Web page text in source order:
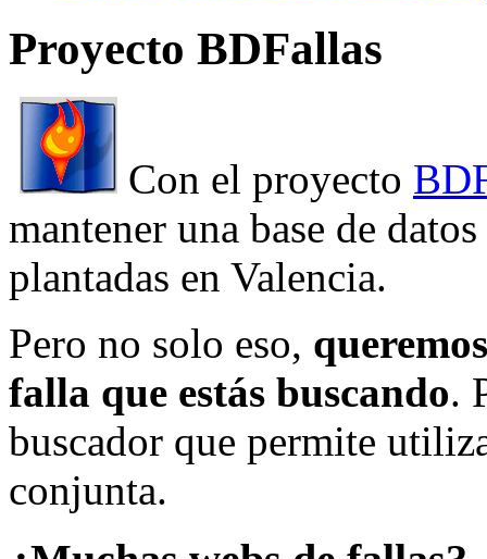
Proyecto BDFallas
Con el proyecto
mantener una base de
plantadas en Valencia.
Pero no solo eso,
falla que estás buscando.
buscador que permite
conjunta.